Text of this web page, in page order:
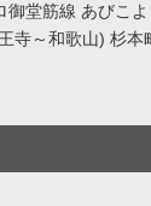
御堂筋線 あびこ
寺～和歌山) 杉